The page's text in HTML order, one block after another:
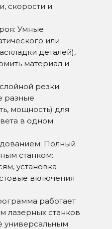
скорости и
Умные
или
деталей),
материал и
резки:
разные
мощность) для
в одном
Полный
станком:
установка
включения
работает
лазерных станков
универсальным